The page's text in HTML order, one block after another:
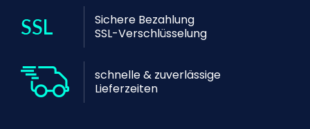
Sichere Bezahlung
SSL-Verschlüsselung
schnelle & zuverlässige
Lieferzeiten